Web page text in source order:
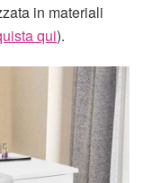
in materiali
qui).